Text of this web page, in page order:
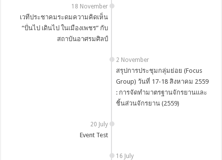
18 November
เวทีประชาคมระดมความคิดเห็น
“ปั่นไป เดินไป ในเมืองเพชร” กับ
สถาบันอาศรมศิลป์
2 November
สรุปการประชุมกลุ่มย่อย (Focus
Group) วันที่ 17-18 สิงหาคม 2559
: การจัดทำมาตรฐานจักรยานและ
ชิ้นส่วนจักรยาน (2559)
20 July
Event Test
16 July